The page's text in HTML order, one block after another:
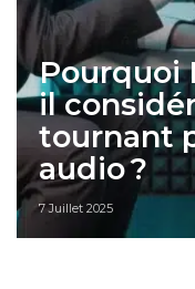
Pourquoi
il
tournant
audio ?
7 Juillet 2025